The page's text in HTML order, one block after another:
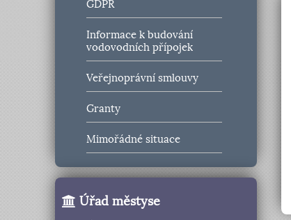
GDPR
Informace k budování
vodovodních přípojek
Veřejnoprávní smlouvy
Granty
Mimořádné situace
Úřad městyse